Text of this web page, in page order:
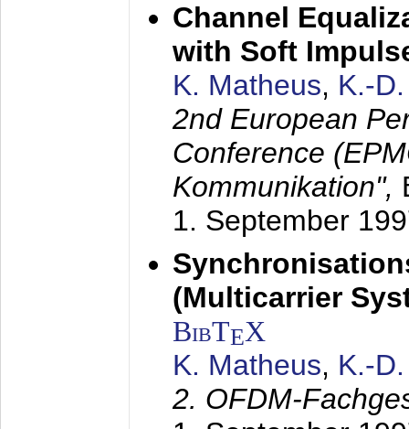
Channel
with Soft
K. Matheus, K.-
2nd European
Conference
Kommunikation",
1. September
(Multicarrier
BibTEX
K. Matheus, K.-
2. OFDM-